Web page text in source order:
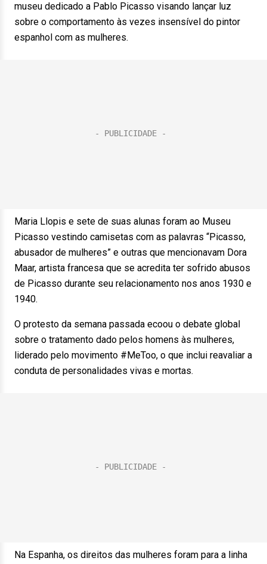
museu dedicado a Pablo Picasso visando lançar luz
sobre o comportamento às vezes insensível do pintor
espanhol com as mulheres.
Maria Llopis e sete de suas alunas foram ao Museu
Picasso vestindo camisetas com as palavras “Picasso,
abusador de mulheres” e outras que mencionavam Dora
Maar, artista francesa que se acredita ter sofrido abusos
de Picasso durante seu relacionamento nos anos 1930 e
1940.
O protesto da semana passada ecoou o debate global
sobre o tratamento dado pelos homens às mulheres,
liderado pelo movimento #MeToo, o que inclui reavaliar a
conduta de personalidades vivas e mortas.
Na Espanha, os direitos das mulheres foram para a linha